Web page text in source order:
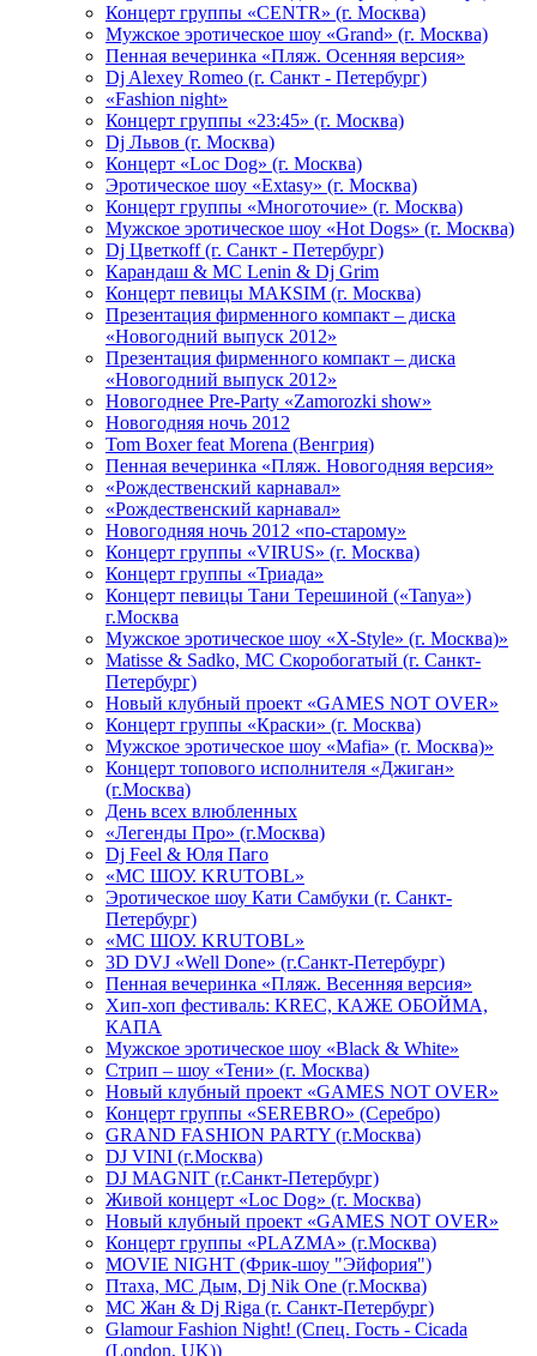
Концерт группы «CENTR» (г. Москва)
Мужское эротическое шоу «Grand» (г. Москва)
Пенная вечеринка «Пляж. Осенняя версия»
Dj Alexey Romeo (г. Санкт - Петербург)
«Fashion night»
Концерт группы «23:45» (г. Москва)
Dj Львов (г. Москва)
Концерт «Loc Dog» (г. Москва)
Эротическое шоу «Extasy» (г. Москва)
Концерт группы «Многоточие» (г. Москва)
Мужское эротическое шоу «Hot Dogs» (г. Москва)
Dj Цветкоff (г. Санкт - Петербург)
Карандаш & МС Lenin & Dj Grim
Концерт певицы МАКSIМ (г. Москва)
Презентация фирменного компакт – диска
«Новогодний выпуск 2012»
Презентация фирменного компакт – диска
«Новогодний выпуск 2012»
Новогоднее Pre-Party «Zamorozki show»
Новогодняя ночь 2012
Tom Boxer feat Morena (Венгрия)
Пенная вечеринка «Пляж. Новогодняя версия»
«Рождественский карнавал»
«Рождественский карнавал»
Новогодняя ночь 2012 «по-старому»
Концерт группы «VIRUS» (г. Москва)
Концерт группы «Триада»
Концерт певицы Тани Терешиной («Tanya»)
г.Москва
Мужское эротическое шоу «X-Style» (г. Москва)»
Matissе & Sadko, MC Скоробогатый (г. Санкт-
Петербург)
Новый клубный проект «GAMES NOT OVER»
Концерт группы «Краски» (г. Москва)
Мужское эротическое шоу «Mafia» (г. Москва)»
Концерт топового исполнителя «Джиган»
(г.Москва)
День всех влюбленных
«Легенды Про» (г.Москва)
Dj Feel & Юля Паго
«МС ШОУ. KRUTOBL»
Эротическое шоу Кати Самбуки (г. Санкт-
Петербург)
«МС ШОУ. KRUTOBL»
3D DVJ «Well Done» (г.Санкт-Петербург)
Пенная вечеринка «Пляж. Весенняя версия»
Хип-хоп фестиваль: KREC, КАЖЕ ОБОЙМА,
КАПА
Мужское эротическое шоу «Black & White»
Стрип – шоу «Тени» (г. Москва)
Новый клубный проект «GAMES NOT OVER»
Концерт группы «SEREBRO» (Серебро)
GRAND FASHION PARTY (г.Москва)
DJ VINI (г.Москва)
DJ MAGNIT (г.Санкт-Петербург)
Живой концерт «Loc Dog» (г. Москва)
Новый клубный проект «GAMES NOT OVER»
Концерт группы «PLAZMA» (г.Москва)
MOVIE NIGHT (Фрик-шоу "Эйфория")
Птаха, МС Дым, Dj Nik One (г.Москва)
МС Жан & Dj Riga (г. Санкт-Петербург)
Glamour Fashion Night! (Спец. Гость - Cicada
(London, UK))